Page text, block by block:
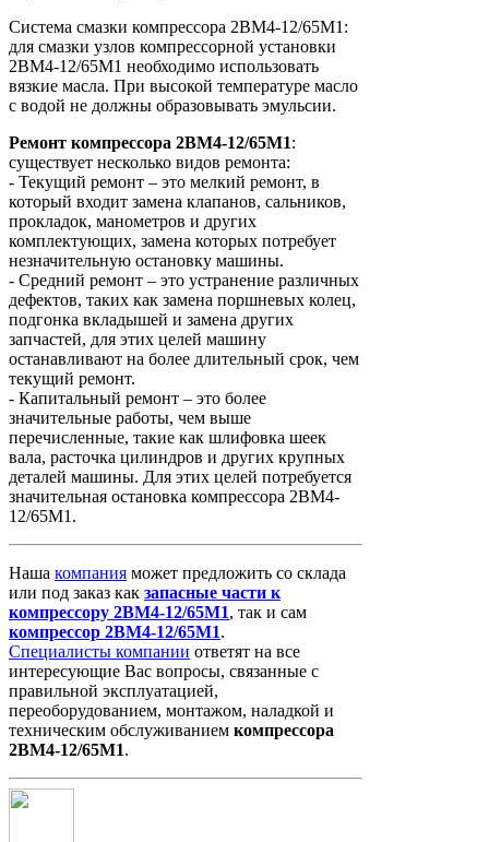
Система смазки компрессора 2ВМ4-12/65М1:
для смазки узлов компрессорной установки
2ВМ4-12/65М1 необходимо использовать
вязкие масла. При высокой температуре масло
с водой не должны образовывать эмульсии.
Ремонт компрессора 2ВМ4-12/65М1:
существует несколько видов ремонта:
- Текущий ремонт – это мелкий ремонт, в
который входит замена клапанов, сальников,
прокладок, манометров и других
комплектующих, замена которых потребует
незначительную остановку машины.
- Средний ремонт – это устранение различных
дефектов, таких как замена поршневых колец,
подгонка вкладышей и замена других
запчастей, для этих целей машину
останавливают на более длительный срок, чем
текущий ремонт.
- Капитальный ремонт – это более
значительные работы, чем выше
перечисленные, такие как шлифовка шеек
вала, расточка цилиндров и других крупных
деталей машины. Для этих целей потребуется
значительная остановка компрессора 2ВМ4-
12/65М1.
Наша компания может предложить со склада
или под заказ как запасные части к
компрессору 2ВМ4-12/65М1, так и сам
компрессор 2ВМ4-12/65М1.
Специалисты компании ответят на все
интересующие Вас вопросы, связанные с
правильной эксплуатацией,
переоборудованием, монтажом, наладкой и
техническим обслуживанием компрессора
2ВМ4-12/65М1.